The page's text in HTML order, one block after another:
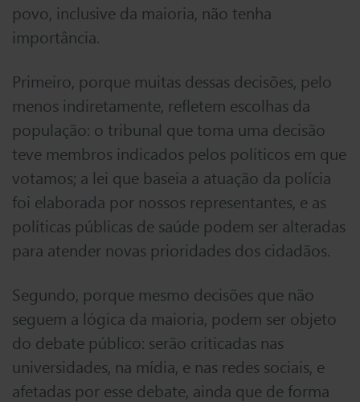
povo, inclusive da maioria, não tenha
importância.
Primeiro, porque muitas dessas decisões, pelo
menos indiretamente, refletem escolhas da
população: o tribunal que toma uma decisão
teve membros indicados pelos políticos em que
votamos; a lei que baseia a atuação da polícia
foi elaborada por nossos representantes, e as
políticas públicas de saúde podem ser alteradas
para atender novas prioridades dos cidadãos.
Segundo, porque mesmo decisões que não
seguem a lógica da maioria, podem ser objeto
do debate público: serão criticadas nas
universidades, na mídia, e nas redes sociais, e
afetadas por esse debate, ainda que de forma